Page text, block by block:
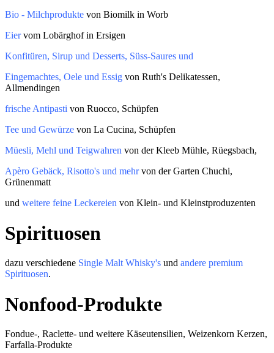
Bio - Milchprodukte von Biomilk in Worb
Eiervom Lobärghof in Ersigen
Konfitüren, Sirup und Desserts, Süss-Saures und
Eingemachtes, Oele und Essig von Ruth's Delikatessen,
Allmendingen
frische Antipasti von Ruocco, Schüpfen
Tee und Gewürze von La Cucina, Schüpfen
Müesli, Mehl und Teigwahren von der Kleeb Mühle, Rüegsbach,
Apèro Gebäck, Risotto's und mehrvon der Garten Chuchi,
Grünenmatt
und weitere feine Leckereien von Klein- und Kleinstproduzenten
Spirituosen
dazu verschiedene Single Malt Whisky's und andere premium
Spirituosen.
Nonfood-Produkte
Fondue-, Raclette- und weitere Käseutensilien, Weizenkorn Kerzen,
Farfalla-Produkte